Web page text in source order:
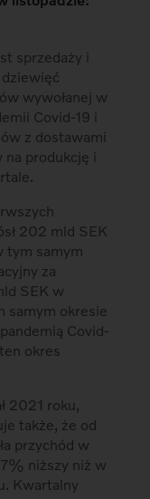
sprzedaży i
wywołanej w
Covid-19 i
z dostawami
produkcję i
202 mld SEK
tym samym
za
SEK w
samym okresie
Covid-
okres
2021 roku,
także, że od
przychód w
niższy niż w
Kwartalny